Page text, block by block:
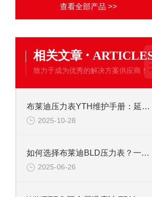
查看全部产品 >>
相关文章 ·
致力于成为优秀的解决方案供应商！
布莱迪压力表YTH维护手册：延长使用寿命的校准与保养技巧
2025-10-28
如何选择布莱迪BLD压力表？一文看懂法兰安装与螺纹连接差异
2025-06-26